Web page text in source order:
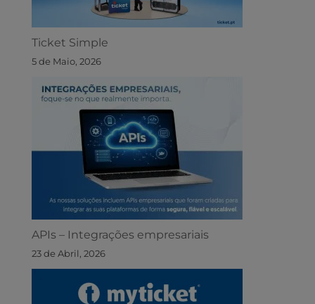
Ticket Simple
5 de Maio, 2026
APIs – Integrações empresariais
23 de Abril, 2026